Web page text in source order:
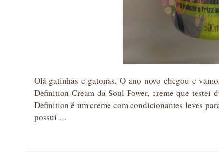
Olá gatinhas e gatonas, O ano novo chegou e
Definition Cream da Soul Power, creme que
Definition é um creme com condicionantes leves
possui …